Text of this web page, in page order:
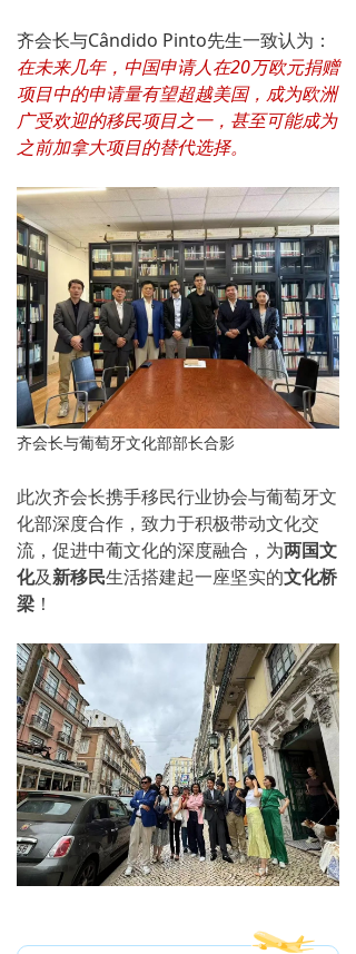
齐会长与Cândido Pinto先生一致认为：
在未来几年，中国申请人在20万欧元捐赠
项目中的申请量有望超越美国，成为欧洲
广受欢迎的移民项目之一，甚至可能成为
之前加拿大项目的替代选择。
齐会长与葡萄牙文化部部长合影
此次齐会长携手移民行业协会与葡萄牙文
化部深度合作，致力于积极带动文化交
流，促进中葡文化的深度融合，为两国文
化及新移民生活搭建起一座坚实的文化桥
梁 ！